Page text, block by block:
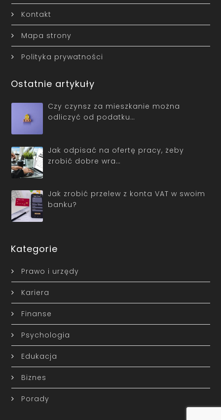
Kontakt
Mapa strony
Polityka prywatności
Ostatnie artykuły
Czy czynsz za mieszkanie można
odliczyć od podatku…
Jak odpisać na ofertę pracy, żeby
zrobić dobre wra…
Jak zrobić przelew z konta VAT w swoim
banku?
Kategorie
Prawo i urzędy
Kariera
Finanse
Psychologia
Edukacja
Biznes
Porady